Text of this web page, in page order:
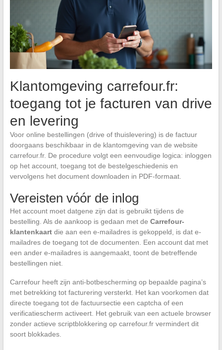
Klantomgeving carrefour.fr:
toegang tot je facturen van drive
en levering
Voor online bestellingen (drive of thuislevering) is de factuur
doorgaans beschikbaar in de klantomgeving van de website
carrefour.fr. De procedure volgt een eenvoudige logica: inloggen
op het account, toegang tot de bestelgeschiedenis en
vervolgens het document downloaden in PDF-formaat.
Vereisten vóór de inlog
Het account moet datgene zijn dat is gebruikt tijdens de
bestelling. Als de aankoop is gedaan met de Carrefour-
klantenkaartdie aan een e-mailadres is gekoppeld, is dat e-
mailadres de toegang tot de documenten. Een account dat met
een ander e-mailadres is aangemaakt, toont de betreffende
bestellingen niet.
Carrefour heeft zijn anti-botbescherming op bepaalde pagina’s
met betrekking tot facturering versterkt. Het kan voorkomen dat
directe toegang tot de factuursectie een captcha of een
verificatiescherm activeert. Het gebruik van een actuele browser
zonder actieve scriptblokkering op carrefour.fr vermindert dit
soort blokkades.